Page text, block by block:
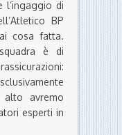
l’ingaggio di
BP
cosa fatta.
è di
avremo
esperti in